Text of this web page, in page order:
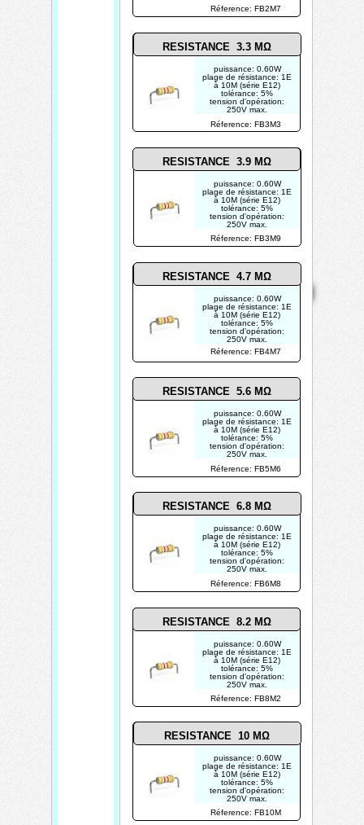
Copyright 2026
Mis à jour le
07/08/2026
Créé par
Contact
Home
Réference: FB2M7
Réference: FB3M9
Réference: FB3M3
RESISTANCE 3.9 MΩ
RESISTANCE 3.3 MΩ
puissance: 0.60W
plage de résistance: 1E
à 10M (série E12)
tolérance: 5%
tension d'opération:
250V max.
puissance: 0.60W
plage de résistance: 1E
à 10M (série E12)
tolérance: 5%
tension d'opération:
250V max.
RESISTANCE 5.6 MΩ
RESISTANCE 4.7 MΩ
RESISTANCE 8.2 MΩ
RESISTANCE 6.8 MΩ
RESISTANCE 10 MΩ
puissance: 0.60W
plage de résistance: 1E
à 10M (série E12)
tolérance: 5%
tension d'opération:
250V max.
puissance: 0.60W
plage de résistance: 1E
à 10M (série E12)
tolérance: 5%
tension d'opération:
250V max.
photo non contractuelle
puissance: 0.60W
plage de résistance: 1E
à 10M (série E12)
tolérance: 5%
tension d'opération:
250V max.
puissance: 0.60W
plage de résistance: 1E
à 10M (série E12)
tolérance: 5%
tension d'opération:
250V max.
puissance: 0.60W
plage de résistance: 1E
à 10M (série E12)
tolérance: 5%
tension d'opération:
250V max.
Réference: FB5M6
Réference: FB8M2
Réference: FB4M7
Réference: FB6M8
Réference: FB10M